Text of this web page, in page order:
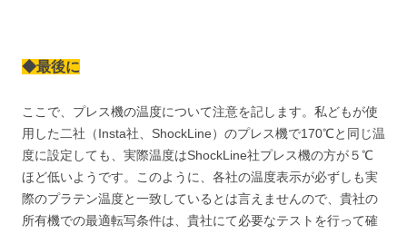
◆最後に
ここで、プレス機の温度について注意を記します。私どもが使
用した二社（Insta社、ShockLine）のプレス機で170℃と同じ温
度に設定しても、実際温度はShockLine社プレス機の方が５℃
ほど低いようです。このように、各社の温度表示が必ずしも実
際のプラテン温度と一致しているとは言えませんので、貴社の
所有機での最適転写条件は、貴社にて必要なテストを行って確